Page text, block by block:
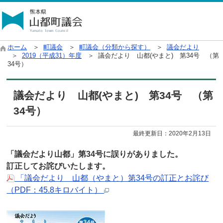
ホーム ＞ 町議会 ＞ 町議会（分類から探す） ＞ 議会だより
＞ 2019（平成31）年度 ＞ 議会だより 山都(やまと) 第34号 （第
34号）
議会だより 山都(やまと) 第34号 （第
34号）
最終更新日：2020年2月13日
「議会だより山都」第34号に誤りがありました。
訂正してお詫びいたします。
「議会だより 山都（やまと）第34号の訂正とお詫び
（PDF：45.8キロバイト）